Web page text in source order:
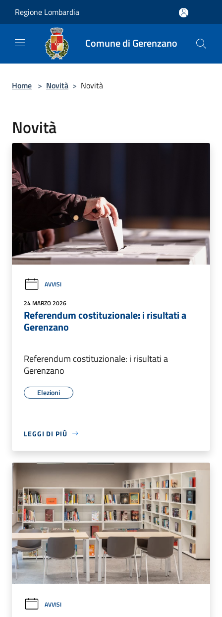
Regione Lombardia
Comune di Gerenzano
Home > Novità > Novità
Novità
AVVISI
24 MARZO 2026
Referendum costituzionale: i risultati a
Gerenzano
Referendum costituzionale: i risultati a
Gerenzano
Elezioni
LEGGI DI PIÙ
AVVISI